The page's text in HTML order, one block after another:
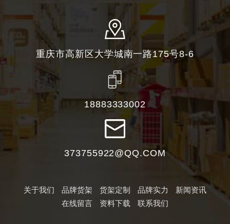
重庆市高新区大学城南一路175号8-6
18883333002
373755922@QQ.COM
关于我们 品牌货架 货架定制 品牌实力
新闻资讯
在线留言
资料下载 联系我们